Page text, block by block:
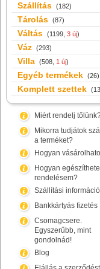
Szállítás (182)
Tárolás (87)
Váltás (1199, 3 új)
Váz (293)
Villa (508, 1 új)
Egyéb termékek (26)
Komplett szettek
Miért rendelj
Mikorra tudjátok
a terméket?
Hogyan
Hogyan
rendelésem?
Szállítási
Bankkártyás fizetés
Csomagcsere.
Egyszerűbb, mint
gondolnád!
Blog